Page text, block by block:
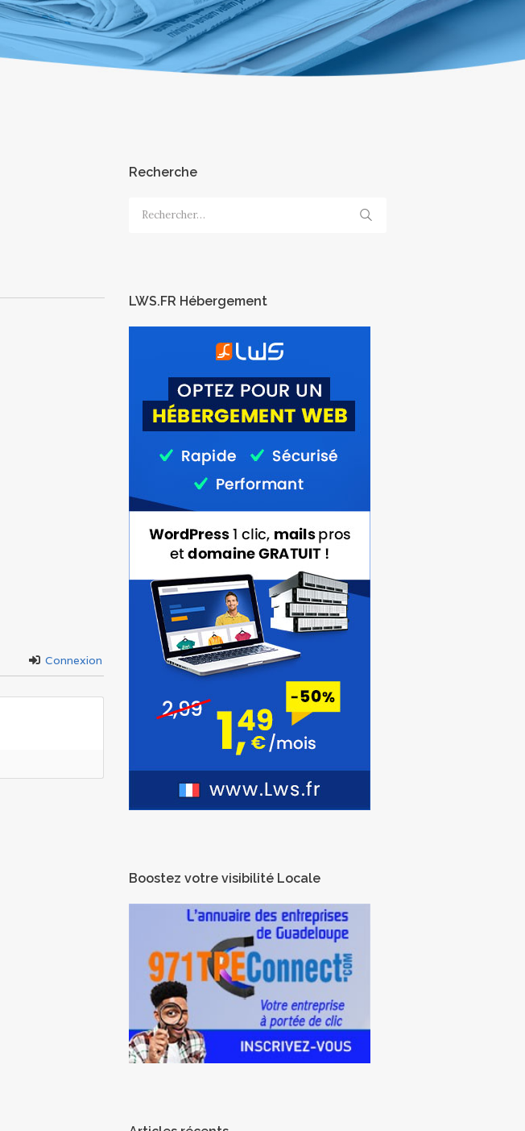
Connexion
Recherche
Rechercher :
LWS.FR Hébergement
Boostez votre visibilité Locale